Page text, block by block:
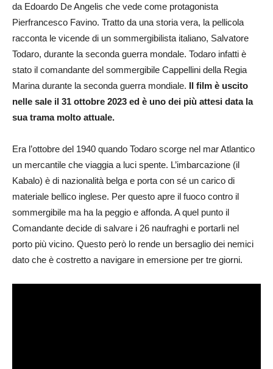
da Edoardo De Angelis che vede come protagonista
Pierfrancesco Favino. Tratto da una storia vera, la pellicola
racconta le vicende di un sommergibilista italiano, Salvatore
Todaro, durante la seconda guerra mondale. Todaro infatti è
stato il comandante del sommergibile Cappellini della Regia
Marina durante la seconda guerra mondiale. Il film è uscito
nelle sale il 31 ottobre 2023 ed è uno dei più attesi data la
sua trama molto attuale.
Era l’ottobre del 1940 quando Todaro scorge nel mar Atlantico
un mercantile che viaggia a luci spente. L’imbarcazione (il
Kabalo) è di nazionalità belga e porta con sé un carico di
materiale bellico inglese. Per questo apre il fuoco contro il
sommergibile ma ha la peggio e affonda. A quel punto il
Comandante decide di salvare i 26 naufraghi e portarli nel
porto più vicino. Questo però lo rende un bersaglio dei nemici
dato che è costretto a navigare in emersione per tre giorni.